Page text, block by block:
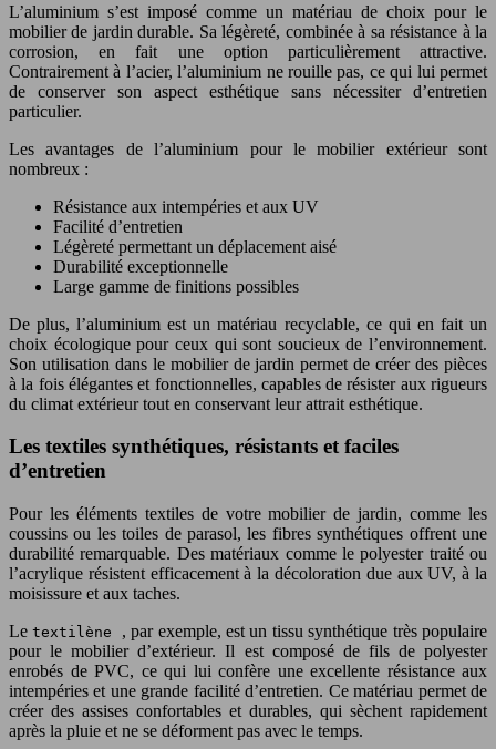
L’aluminium s’est imposé comme un matériau de choix pour le
mobilier de jardin durable. Sa légèreté, combinée à sa résistance à la
corrosion, en fait une option particulièrement attractive.
Contrairement à l’acier, l’aluminium ne rouille pas, ce qui lui permet
de conserver son aspect esthétique sans nécessiter d’entretien
particulier.
Les avantages de l’aluminium pour le mobilier extérieur sont
nombreux :
Résistance aux intempéries et aux UV
Facilité d’entretien
Légèreté permettant un déplacement aisé
Durabilité exceptionnelle
Large gamme de finitions possibles
De plus, l’aluminium est un matériau recyclable, ce qui en fait un
choix écologique pour ceux qui sont soucieux de l’environnement.
Son utilisation dans le mobilier de jardin permet de créer des pièces
à la fois élégantes et fonctionnelles, capables de résister aux rigueurs
du climat extérieur tout en conservant leur attrait esthétique.
Les textiles synthétiques, résistants et faciles
d’entretien
Pour les éléments textiles de votre mobilier de jardin, comme les
coussins ou les toiles de parasol, les fibres synthétiques offrent une
durabilité remarquable. Des matériaux comme le polyester traité ou
l’acrylique résistent efficacement à la décoloration due aux UV, à la
moisissure et aux taches.
Letextilène , par exemple, est un tissu synthétique très populaire
pour le mobilier d’extérieur. Il est composé de fils de polyester
enrobés de PVC, ce qui lui confère une excellente résistance aux
intempéries et une grande facilité d’entretien. Ce matériau permet de
créer des assises confortables et durables, qui sèchent rapidement
après la pluie et ne se déforment pas avec le temps.